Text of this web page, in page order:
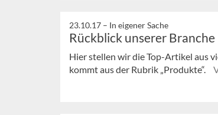
23.10.17 – In eigener Sache
Rückblick unserer
Hier stellen wir die Top-Artikel aus
kommt aus der Rubrik „Produkte“.